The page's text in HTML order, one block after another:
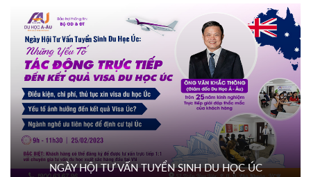
NGÀY HỘI TƯ VẤN TUYỂN SINH DU HỌC ÚC